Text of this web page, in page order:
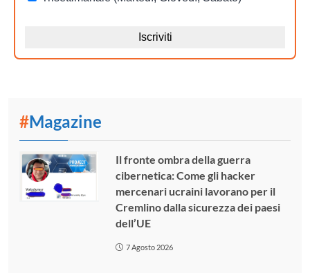
#Magazine
Il fronte ombra della guerra
cibernetica: Come gli hacker
mercenari ucraini lavorano per il
Cremlino dalla sicurezza dei paesi
dell’UE
7 Agosto 2026